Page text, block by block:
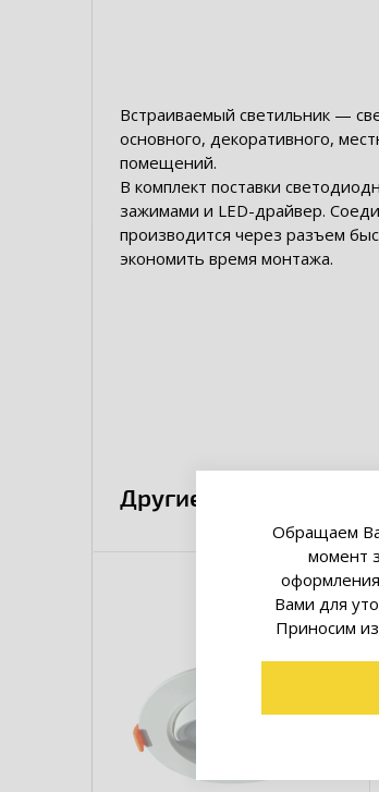
Встраиваемый светильник —
основного, декоративного,
помещений.
В комплект поставки
зажимами и LED-драйвер.
производится через разъем
экономить время монтажа.
Другие товары
Обращаем
момент
Вами для
Приносим